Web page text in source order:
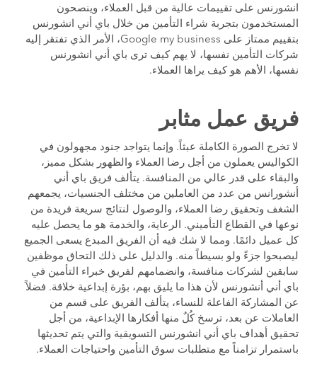
انشورنس على تقييمات عالية من قبل العملاء، وينصحون
المستخدمون بتجربة شراء التأمين من خلال باي أني انشورنس
بتقييم ممتاز على Google my business، الأمر الذي تفتقر إليه
شركات التأمين نفسها، لا يهم كيف ترى باي أني انشورنس
نفسها، الأهم هو كيف يراها العملاء.
فريق عمل مثابر
لا تخرج الصورة الكاملة عبثاً. وإنما يتواجد جنود مجهولون في
الكواليس يعملون من أجل رضا العملاء والظهور بشكل مميز،
والبقاء على قدر عالي من المنافسة. يتألف فريق باي أني
أنشورانس من عدد من العاملين من مختلف الجنسيات، يجمعهم
الشغف وتحقيق رضا العملاء، والوصول لنتائج سريعة فريدة من
نوعها في القطاع التأميني. الرعاية، والخدمة هو ما يحصل عليه
كل عميل دائمًا. ومما لا شك فيه أن الفريق المبدع يسعى الجميع
ليصبحوا جزءً ولو بسيطاً منه. والدليل على ذلك التحاق موظفين
سابقين لشركات منافسة، وانضمامهم لفريق خبراء التأمين في
باي أني أنشورنس لأن هذا ما يليق بهم، بؤرة إبداعية خلاقة. فضلاً
عن المشاركة الفاعلة للنساء، يتألف الفريق على قسم من
العاملات عن بعد، ترسخ كُلٌ منها أفكارها الإبداعية، من أجل
تحقيق أهداف باي أني انشورنس التسويقية والتي يتم تحديثها
باستمرار تزامناً مع متطلبات سوق التأمين واحتياجات العملاء.